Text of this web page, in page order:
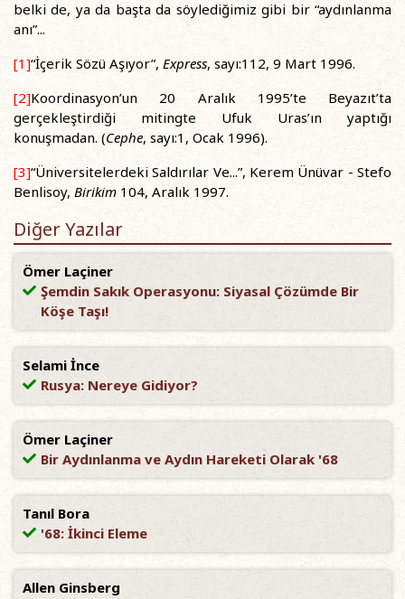
belki de, ya da başta da söylediğimiz gibi bir “aydınlanma
anı”...
[1]“İçerik Sözü Aşıyor”, Express, sayı:112, 9 Mart 1996.
[2]Koordinasyon’un 20 Aralık 1995’te Beyazıt’ta
gerçekleştirdiği mitingte Ufuk Uras’ın yaptığı
konuşmadan. (Cephe, sayı:1, Ocak 1996).
[3]“Üniversitelerdeki Saldırılar Ve...”, Kerem Ünüvar - Stefo
Benlisoy, Birikim 104, Aralık 1997.
Diğer Yazılar
Ömer Laçiner
Şemdin Sakık Operasyonu: Siyasal Çözümde Bir
Köşe Taşı!
Selami İnce
Rusya: Nereye Gidiyor?
Ömer Laçiner
Bir Aydınlanma ve Aydın Hareketi Olarak '68
Tanıl Bora
'68: İkinci Eleme
Allen Ginsberg